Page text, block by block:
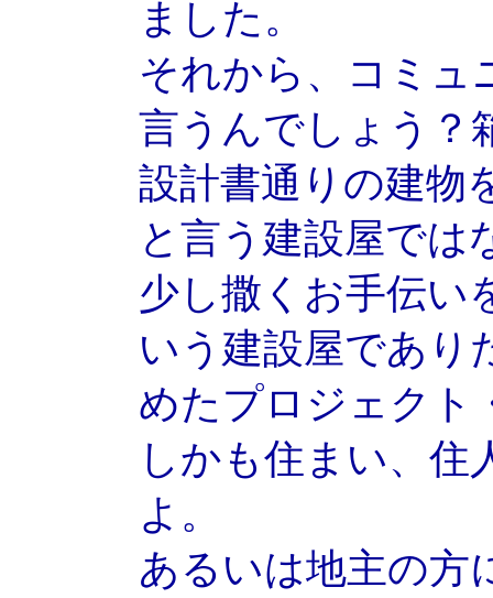
ました。
それから、コミュ
言うんでしょう？
設計書通りの建物
と言う建設屋では
少し撒くお手伝い
いう建設屋であり
めたプロジェクト
しかも住まい、住
よ。
あるいは地主の方